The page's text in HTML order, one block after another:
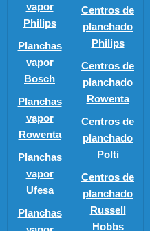
vapor
Philips
Planchas
vapor
Bosch
Planchas
vapor
Rowenta
Planchas
vapor
Ufesa
Planchas
Centros de
planchado
Philips
Centros de
planchado
Rowenta
Centros de
planchado
Polti
Centros de
planchado
Russell
Hobbs